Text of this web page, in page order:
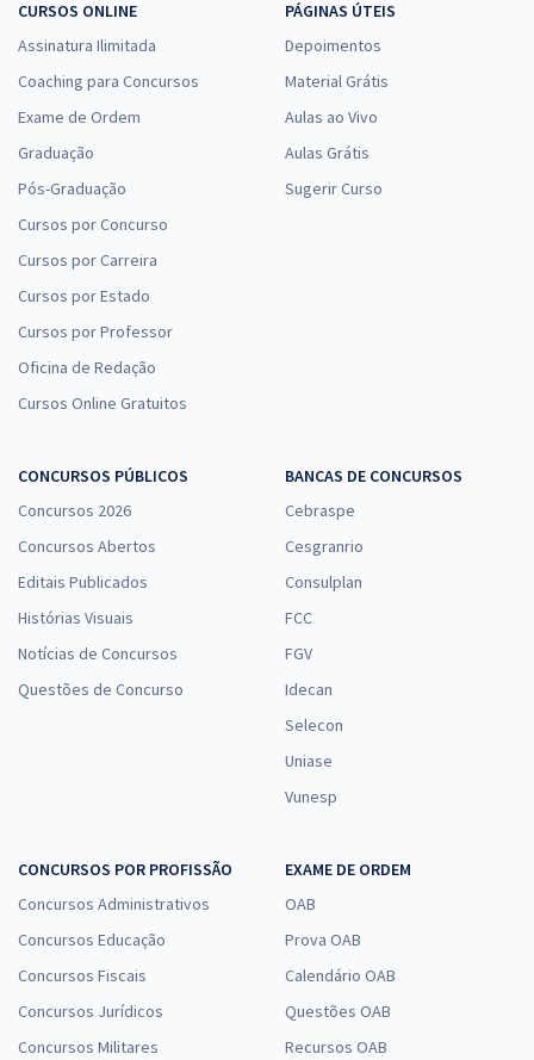
CURSOS ONLINE
Assinatura Ilimitada
Coaching para Concursos
Exame de Ordem
Graduação
Pós-Graduação
Cursos por Concurso
Cursos por Carreira
Cursos por Estado
Cursos por Professor
Oficina de Redação
Cursos Online Gratuitos
PÁGINAS ÚTEIS
Depoimentos
Material Grátis
Aulas ao Vivo
Aulas Grátis
Sugerir Curso
CONCURSOS PÚBLICOS
Concursos 2026
Concursos Abertos
Editais Publicados
Histórias Visuais
Notícias de Concursos
Questões de Concurso
BANCAS DE CONCURSOS
Cebraspe
Cesgranrio
Consulplan
FCC
FGV
Idecan
Selecon
Uniase
Vunesp
CONCURSOS POR PROFISSÃO
Concursos Administrativos
Concursos Educação
Concursos Fiscais
Concursos Jurídicos
Concursos Militares
EXAME DE ORDEM
OAB
Prova OAB
Calendário OAB
Questões OAB
Recursos OAB